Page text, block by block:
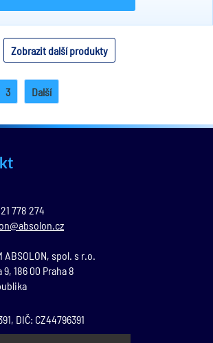
Zobrazit další produkty
3 Další
778 274
ABSOLON, spol. s r.o.
9, 186 00 Praha 8
DIČ: CZ44796391